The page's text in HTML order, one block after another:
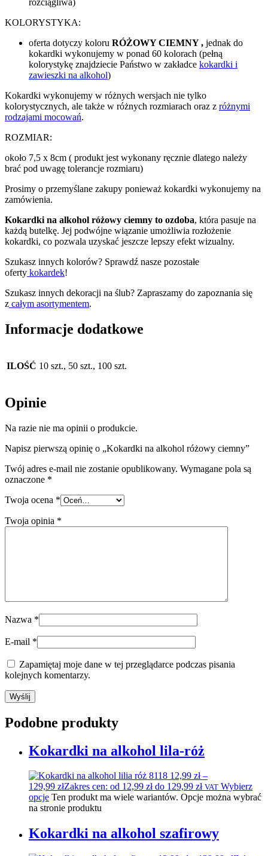
rozciągliwa)
KOLORYSTYKA:
oferta dotyczy koloru RÓŻOWY CIEMNY , jednak do
kokardki wykonujemy w ponad 60 kolorach (pełną
kolorystykę znajdziecie Państwo w zakładce kokardki i
zawieszki na alkohol)
Kokardki wykonujemy w różnych wersjach nie tylko
kolorystycznych, ale także w różnych rozmiarach oraz z różnymi
rodzajami mocowań.
ROZMIAR:
około 7,5 x 8cm ( produkt jest wykonany ręcznie dlatego należy
brać pod uwagę tolerancje rozmiaru)
Prosimy o przemyślane zakupy ponieważ kokardki wykonujemy na
zamówienia.
Kokardki na alkohol różowy ciemny to ozdoba, która pasuje na
każdą butelkę. Jej podwójne wiązanie umożliwia rozłożenie
kokardki, co pozwala uzyskać jeszcze lepszy efekt wizualny.
Szukasz innych kolorów? Sprawdź nasze pozostałe
oferty kokardek!
Szukasz innych dekoracji na ślub? Zapraszamy do zapoznania się
z całym asortymentem.
Informacje dodatkowe
ILOŚĆ 10 szt., 50 szt., 100 szt.
Opinie
Na razie nie ma opinii o produkcie.
Napisz pierwszą opinię o „Kokardki na alkohol różowy ciemny”
Twój adres e-mail nie zostanie opublikowany. Wymagane pola są
oznaczone *
Twoja ocena *
Twoja opinia *
Nazwa *
E-mail *
Zapamiętaj moje dane w tej przeglądarce podczas pisania
kolejnych komentarzy.
Podobne produkty
Kokardki na alkohol lila-róż
12,99 zł –
129,99 złZakres cen: od 12,99 zł do 129,99 zł VAT Wybierz
opcje Ten produkt ma wiele wariantów. Opcje można wybrać
na stronie produktu
Kokardki na alkohol szafirowy